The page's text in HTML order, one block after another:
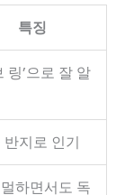
특징
링’으로 잘 알
반지로 인기
하면서도 독